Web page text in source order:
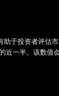
于投资者评估
一半。该数值